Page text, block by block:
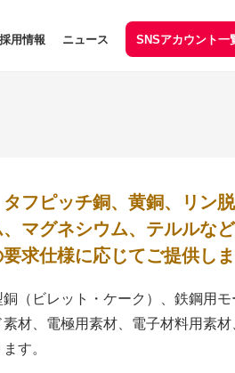
採用情報 ニュース SNSアカウント一
フピッチ銅、黄銅、リン
マグネシウム、テルルな
求仕様に応じてご提供しま
（ビレット・ケーク）、鉄鋼⽤
材、電極⽤素材、電⼦材料⽤素
す。